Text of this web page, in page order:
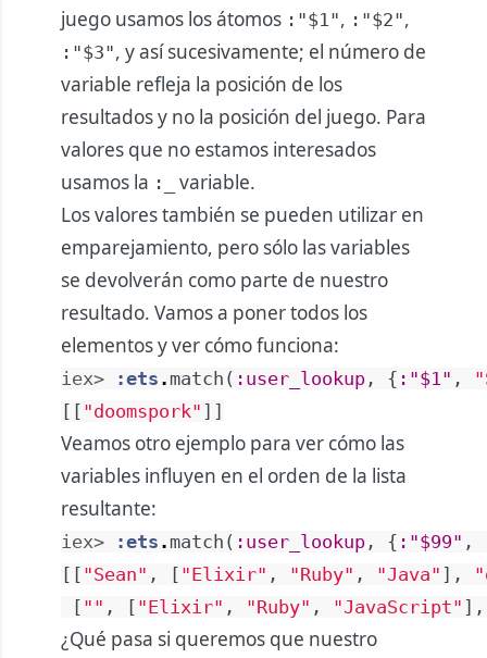
juego usamos los átomos :"$1", :"$2",
:"$3", y así sucesivamente; el número de
variable refleja la posición de los
resultados y no la posición del juego. Para
valores que no estamos interesados
usamos la :_
variable.
Los valores también se pueden utilizar en
emparejamiento, pero sólo las variables
se devolverán como parte de nuestro
resultado. Vamos a poner todos los
elementos y ver cómo funciona:
iex> :ets . match ( :user_lookup , { :"$1" ,
[ [ "doomspork" ] ]
Veamos otro ejemplo para ver cómo las
variables influyen en el orden de la lista
resultante:
iex> :ets . match ( :user_lookup , { :"$99" ,
[ [ "Sean" , [ "Elixir" , "Ruby" , "Java" ] ,
[ "" , [ "Elixir" , "Ruby" , "JavaScript" ] ,
¿Qué pasa si queremos que nuestro